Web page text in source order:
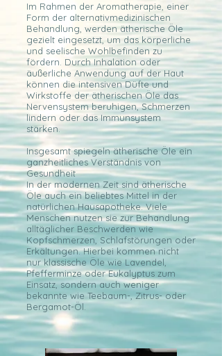
Im Rahmen der Aromatherapie, einer
Form der alternativmedizinischen
Behandlung, werden ätherische Öle
gezielt eingesetzt, um das körperliche
und seelische Wohlbefinden zu
fördern. Durch Inhalation oder
äußerliche Anwendung auf der Haut
können die intensiven Düfte und
Wirkstoffe der ätherischen Öle das
Nervensystem beruhigen, Schmerzen
lindern oder das Immunsystem
stärken.
Insgesamt spiegeln ätherische Öle ein
ganzheitliches Verständnis von
Gesundheit
In der modernen Zeit sind ätherische
Öle auch ein beliebtes Mittel in der
natürlichen Hausapotheke. Viele
Menschen nutzen sie zur Behandlung
alltäglicher Beschwerden wie
Kopfschmerzen, Schlafstörungen oder
Erkältungen. Hierbei kommen nicht
nur klassische Öle wie Lavendel,
Pfefferminze oder Eukalyptus zum
Einsatz, sondern auch weniger
bekannte wie Teebaum-, Zitrus- oder
Bergamot-Öl.